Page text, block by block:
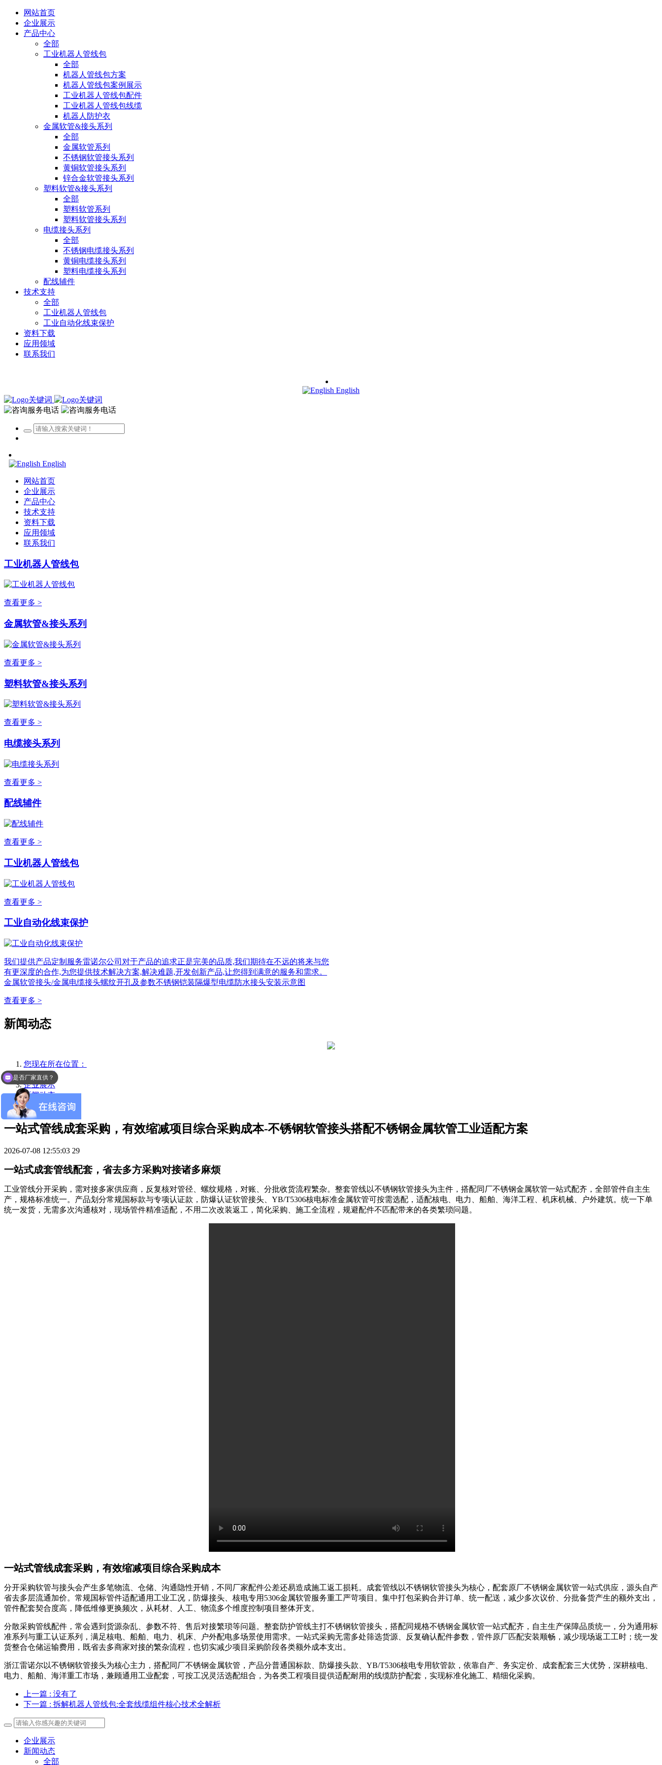
网站首页
企业展示
产品中心
全部
工业机器人管线包
全部
机器人管线包方案
机器人管线包案例展示
工业机器人管线包配件
工业机器人管线包线缆
机器人防护衣
金属软管&接头系列
全部
金属软管系列
不锈钢软管接头系列
黄铜软管接头系列
锌合金软管接头系列
塑料软管&接头系列
全部
塑料软管系列
塑料软管接头系列
电缆接头系列
全部
不锈钢电缆接头系列
黄铜电缆接头系列
塑料电缆接头系列
配线辅件
技术支持
全部
工业机器人管线包
工业自动化线束保护
资料下载
应用领域
联系我们
English
English
网站首页
企业展示
产品中心
技术支持
资料下载
应用领域
联系我们
工业机器人管线包
查看更多 >
金属软管&接头系列
查看更多 >
塑料软管&接头系列
查看更多 >
电缆接头系列
查看更多 >
配线辅件
查看更多 >
工业机器人管线包
查看更多 >
工业自动化线束保护
我们提供产品定制服务雷诺尔公司对于产品的追求正是完美的品质,我们期待在不远的将来与您
有更深度的合作,为您提供技术解决方案,解决难题,开发创新产品,让您得到满意的服务和需求。
金属软管接头/金属电缆接头螺纹开孔及参数不锈钢铠装隔爆型电缆防水接头安装示意图
查看更多 >
新闻动态
您现在所在位置：
网站首页
企业展示
新闻动态
企业新闻
一站式管线成套采购，有效缩减项目综合采购成本-不锈钢软管接头搭配不锈钢金属软管工业适配方案
2026-07-08 12:55:03 29
一站式成套管线配套，省去多方采购对接诸多麻烦
工业管线分开采购，需对接多家供应商，反复核对管径、螺纹规格，对账、分批收货流程繁杂。整套管线以不锈钢软管接头为主件，搭配同厂不锈钢金属软管一站式配齐，全部管件自主生
产，规格标准统一。产品划分常规国标款与专项认证款，防爆认证软管接头、YB/T5306核电标准金属软管可按需选配，适配核电、电力、船舶、海洋工程、机床机械、户外建筑。统一下单
统一发货，无需多次沟通核对，现场管件精准适配，不用二次改装返工，简化采购、施工全流程，规避配件不匹配带来的各类繁琐问题。
一站式管线成套采购，有效缩减项目综合采购成本
分开采购软管与接头会产生多笔物流、仓储、沟通隐性开销，不同厂家配件公差还易造成施工返工损耗。成套管线以不锈钢软管接头为核心，配套原厂不锈钢金属软管一站式供应，源头自产
省去多层流通加价。常规国标管件适配通用工业工况，防爆接头、核电专用5306金属软管服务重工严苛项目。集中打包采购合并订单、统一配送，减少多次议价、分批备货产生的额外支出，
管件配套契合度高，降低维修更换频次，从耗材、人工、物流多个维度控制项目整体开支。
分散采购管线配件，常会遇到货源杂乱、参数不符、售后对接繁琐等问题。整套防护管线主打不锈钢软管接头，搭配同规格不锈钢金属软管一站式配齐，自主生产保障品质统一，分为通用标
准系列与重工认证系列，满足核电、船舶、电力、机床、户外配电多场景使用需求。一站式采购无需多处筛选货源、反复确认配件参数，管件原厂匹配安装顺畅，减少现场返工工时；统一发
货整合仓储运输费用，既省去多商家对接的繁杂流程，也切实减少项目采购阶段各类额外成本支出。
浙江雷诺尔以不锈钢软管接头为核心主力，搭配同厂不锈钢金属软管，产品分普通国标款、防爆接头款、YB/T5306核电专用软管款，依靠自产、务实定价、成套配套三大优势，深耕核电、
电力、船舶、海洋重工市场，兼顾通用工业配套，可按工况灵活选配组合，为各类工程项目提供适配耐用的线缆防护配套，实现标准化施工、精细化采购。
上一篇 : 没有了
下一篇 : 拆解机器人管线包:全套线缆组件核心技术全解析
企业展示
新闻动态
全部
选型报价联系业务
是否厂家直供？